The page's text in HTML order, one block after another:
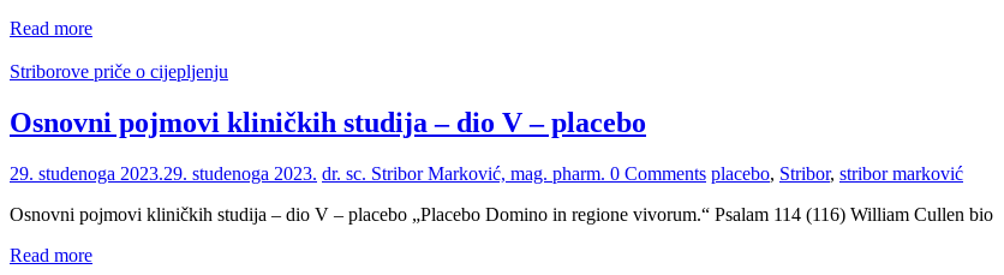
Read more
Striborove priče o cijepljenju
Osnovni pojmovi kliničkih studija – dio V – placebo
29. studenoga 2023.29. studenoga 2023. dr. sc. Stribor Marković, mag. pharm. 0 Comments placebo, Stribor, stribor marković
Osnovni pojmovi kliničkih studija – dio V – placebo „Placebo Domino in regione vivorum.“ Psalam 114 (116) William Cullen bio
Read more